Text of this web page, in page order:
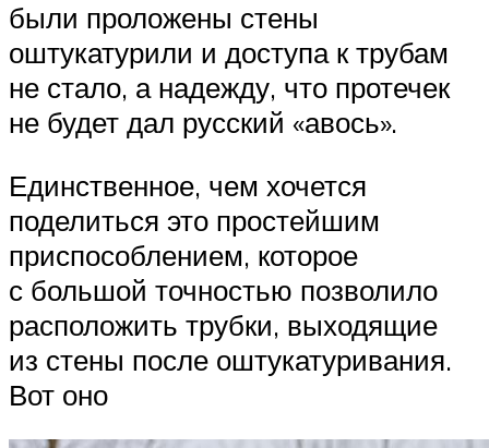
были проложены стены
оштукатурили и доступа к трубам
не стало, а надежду, что протечек
не будет дал русский «авось».
Единственное, чем хочется
поделиться это простейшим
приспособлением, которое
с большой точностью позволило
расположить трубки, выходящие
из стены после оштукатуривания.
Вот оно